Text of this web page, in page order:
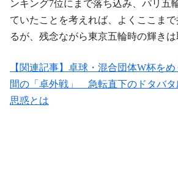
ンキング7位にまで落ち込み、パリ五
ていたことを考えれば、よくここま
るが、残念ながら東京五輪時の輝きは
【関連記事】卓球・混合団体W杯を
間の「卓外戦」 急転直下のドタバタ
思惑とは